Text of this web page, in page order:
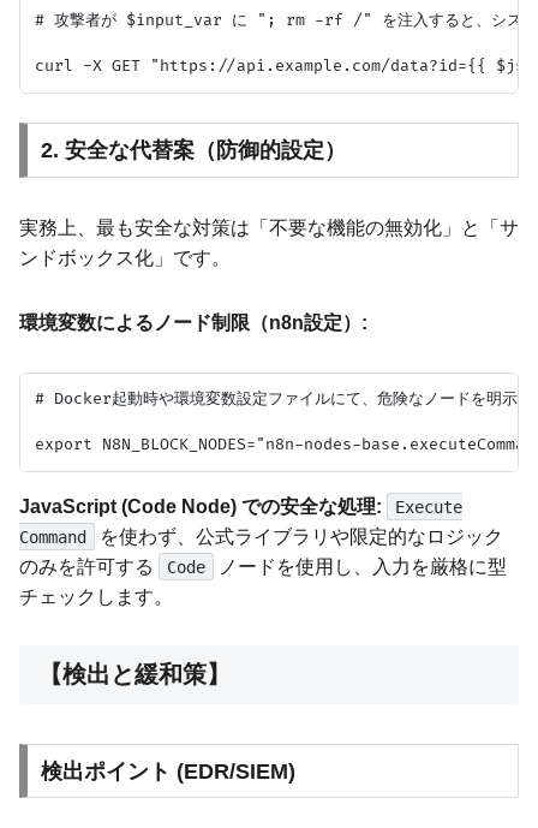
# 攻撃者が $input_var に "; rm -rf /" を注入すると、システ
2. 安全な代替案（防御的設定）
実務上、最も安全な対策は「不要な機能の無効化」と「サ
ンドボックス化」です。
環境変数によるノード制限（n8n設定）:
# Docker起動時や環境変数設定ファイルにて、危険なノードを明示的
JavaScript (Code Node) での安全な処理:
Execute
Command
を使わず、公式ライブラリや限定的なロジック
のみを許可する
Code
ノードを使用し、入力を厳格に型
チェックします。
【検出と緩和策】
検出ポイント (EDR/SIEM)